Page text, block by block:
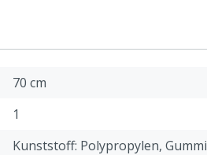
70 cm
1
Kunststoff: Polypropylen, Gummi